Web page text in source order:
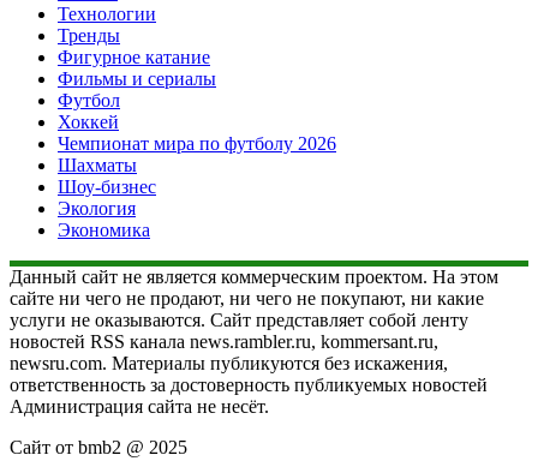
Технологии
Тренды
Фигурное катание
Фильмы и сериалы
Футбол
Хоккей
Чемпионат мира по футболу 2026
Шахматы
Шоу-бизнес
Экология
Экономика
Данный сайт не является коммерческим проектом. На этом
сайте ни чего не продают, ни чего не покупают, ни какие
услуги не оказываются. Сайт представляет собой ленту
новостей RSS канала news.rambler.ru, kommersant.ru,
newsru.com. Материалы публикуются без искажения,
ответственность за достоверность публикуемых новостей
Администрация сайта не несёт.
Сайт от bmb2 @ 2025